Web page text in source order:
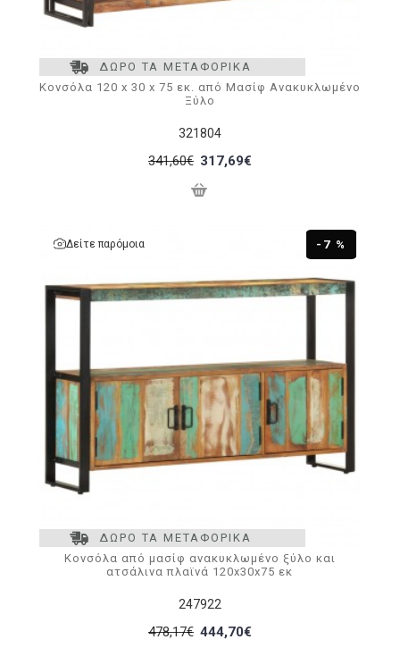
ΔΩΡΟ ΤΑ ΜΕΤΑΦΟΡΙΚΑ
321804
Κονσόλα 120 x 30 x 75 εκ. από Μασίφ Ανακυκλωμένο
Ξύλο
341,60€ 317,69€
ΔΩΡΟ ΤΑ ΜΕΤΑΦΟΡΙΚΑ
-7 %
Δείτε παρόμοια
247922
Κονσόλα από μασίφ ανακυκλωμένο ξύλο και
ατσάλινα πλαϊνά 120x30x75 εκ
478,17€ 444,70€